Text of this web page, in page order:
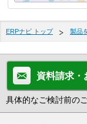
ERPナビ トップ 製品
資料請求・
具体的なご検討前の